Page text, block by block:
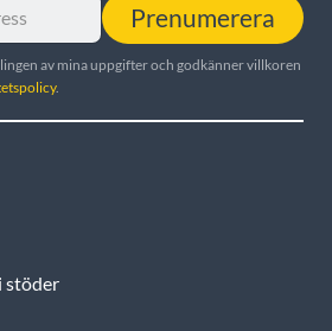
Prenumerera
av mina uppgifter och godkänner villkoren
.
stöder